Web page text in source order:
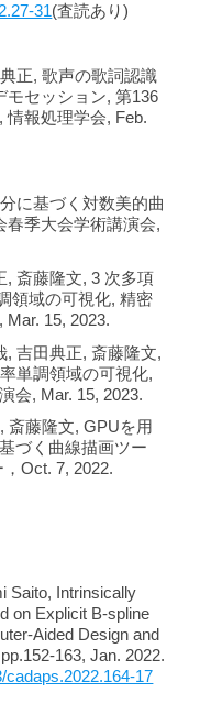
31(査読あり)
正, 歌声の歌詞認識
モセッション, 第136
情報処理学会, Feb.
に基づく対数美的曲
春季大会学術講演会,
, 斎藤隆文, 3 次多項
領域の可視化, 精密
15, 2023.
, 吉田典正, 斎藤隆文,
単調領域の可視化,
会, Mar. 15, 2023.
斎藤隆文, GPUを用
づく曲線描画ツー
Oct. 7, 2022.
Saito, Intrinsically
on Explicit B-spline
Aided Design and
163, Jan. 2022.
cadaps.2022.164-17